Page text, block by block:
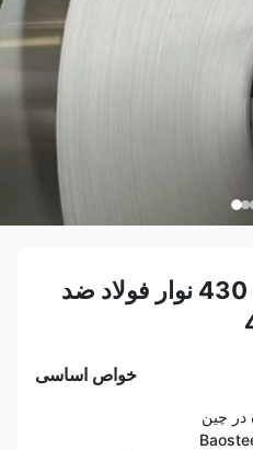
دقت 301 304 316 430 نوار فولاد ضد
خواص اساسی
در چین